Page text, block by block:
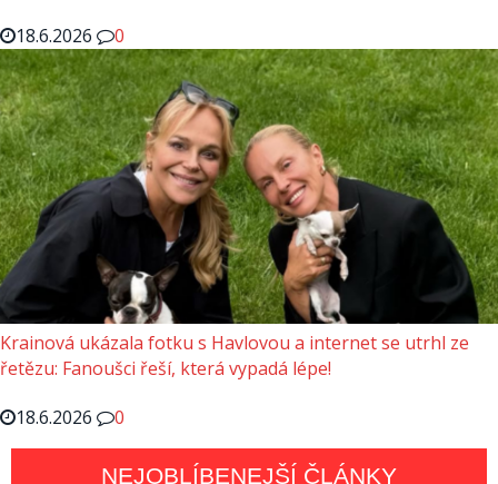
18.6.2026
0
Krainová ukázala fotku s Havlovou a internet se utrhl ze
řetězu: Fanoušci řeší, která vypadá lépe!
18.6.2026
0
NEJOBLÍBENEJŠÍ ČLÁNKY